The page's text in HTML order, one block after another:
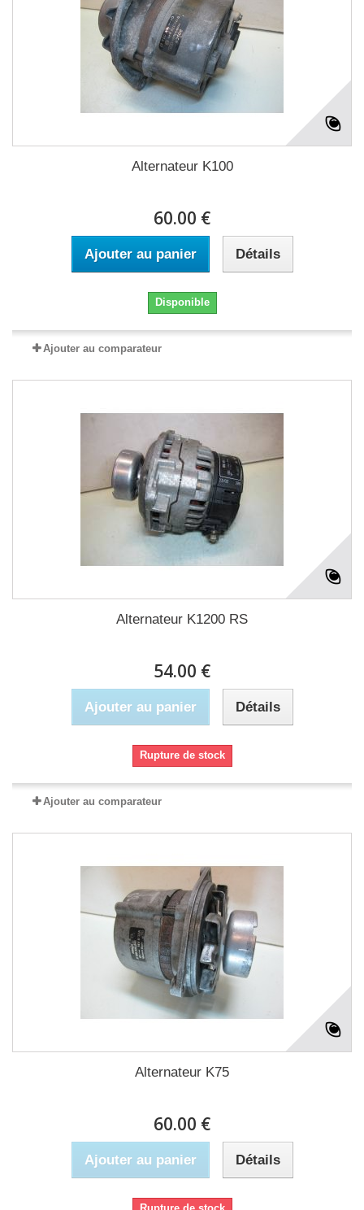
Alternateur K100
60.00 €
Ajouter au panier Détails
Disponible
Ajouter au comparateur
Alternateur K1200 RS
54.00 €
Ajouter au panier Détails
Rupture de stock
Ajouter au comparateur
Alternateur K75
60.00 €
Ajouter au panier Détails